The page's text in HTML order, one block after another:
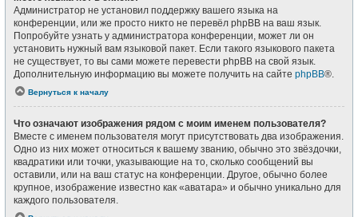
Администратор не установил поддержку вашего языка на
конференции, или же просто никто не перевёл phpBB на ваш язык.
Попробуйте узнать у администратора конференции, может ли он
установить нужный вам языковой пакет. Если такого языкового пакета
не существует, то вы сами можете перевести phpBB на свой язык.
Дополнительную информацию вы можете получить на сайте phpBB®.
Вернуться к началу
Что означают изображения рядом с моим именем пользователя?
Вместе с именем пользователя могут присутствовать два изображения.
Одно из них может относиться к вашему званию, обычно это звёздочки,
квадратики или точки, указывающие на то, сколько сообщений вы
оставили, или на ваш статус на конференции. Другое, обычно более
крупное, изображение известно как «аватара» и обычно уникально для
каждого пользователя.